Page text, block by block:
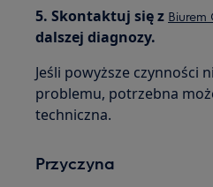
5. Skontaktuj się z Biurem
dalszej diagnozy.
Jeśli powyższe czynności
problemu, potrzebna
techniczna.
Przyczyna